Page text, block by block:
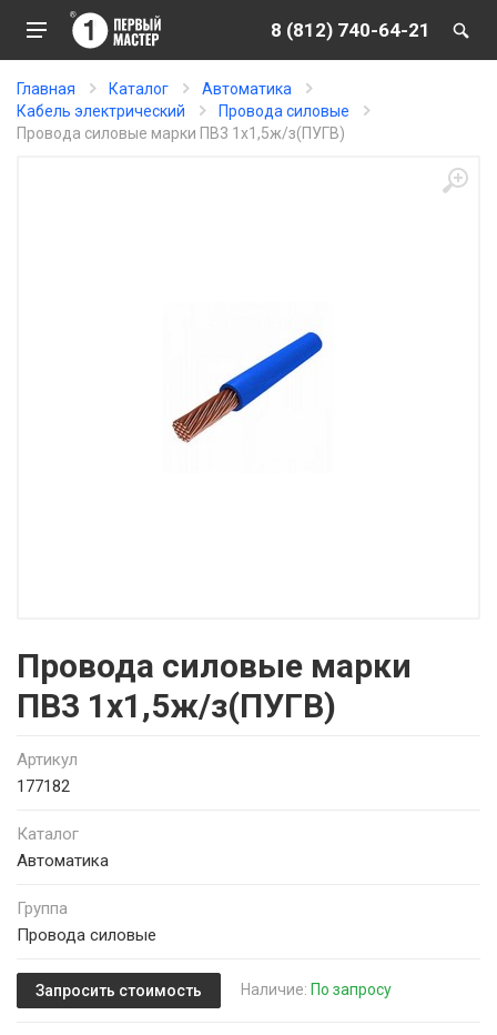
8 (812) 740-64-21
Главная Каталог
Автоматика
Кабель электрический
Провода силовые
Провода силовые марки ПВ3 1х1,5ж/з(ПУГВ)
Провода силовые марки
ПВ3 1х1,5ж/з(ПУГВ)
Артикул
177182
Каталог
Автоматика
Группа
Провода силовые
Запросить стоимость Наличие: По запросу